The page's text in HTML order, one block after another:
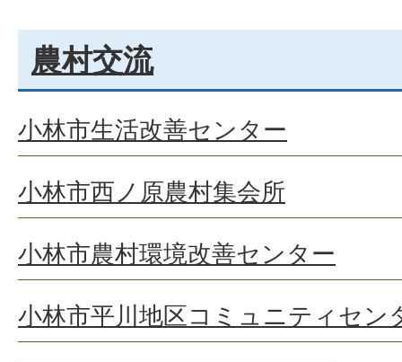
農村交流
小林市生活改善センター
小林市西ノ原農村集会所
小林市農村環境改善センター
小林市平川地区コミュニティセン